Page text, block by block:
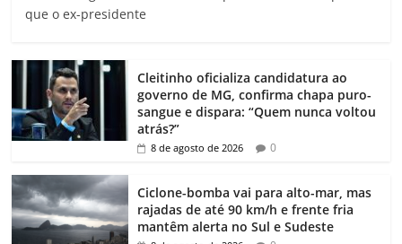
que o ex-presidente
Cleitinho oficializa candidatura ao
governo de MG, confirma chapa puro-
sangue e dispara: “Quem nunca voltou
atrás?”
8 de agosto de 2026 0
Ciclone-bomba vai para alto-mar, mas
rajadas de até 90 km/h e frente fria
mantêm alerta no Sul e Sudeste